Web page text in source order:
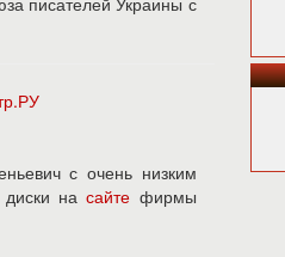
с очень низким
диски насайте фирмы